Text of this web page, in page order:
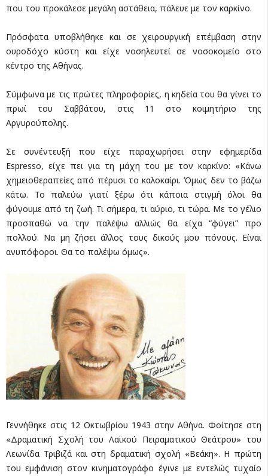
που του προκάλεσε μεγάλη αστάθεια, πάλευε με τον καρκίνο.
Πρόσφατα υποβλήθηκε και σε χειρουργική επέμβαση στην
ουροδόχο κύστη και είχε νοσηλευτεί σε νοσοκομείο στο
κέντρο της Αθήνας.
Σύμφωνα με τις πρώτες πληροφορίες, η κηδεία του θα γίνει το
πρωί του Σαββάτου, στις 11 στο κοιμητήριο της
Αργυρούπολης.
Σε συνέντευξή που είχε παραχωρήσει στην εφημερίδα
Espresso, είχε πει για τη μάχη του με τον καρκίνο: «Κάνω
χημειοθεραπείες από πέρυσι το καλοκαίρι. Όμως δεν το βάζω
κάτω. Το παλεύω γιατί ξέρω ότι κάποια στιγμή όλοι θα
φύγουμε από τη ζωή. Τι σήμερα, τι αύριο, τι τώρα. Mε το γέλιο
προσπαθώ να την παλέψω αλλιώς θα είχα “φύγει” προ
πολλού. Να μη ζήσει άλλος τους δικούς μου πόνους. Είναι
ανυπόφοροι. Θα το παλέψω όμως».
Γεννήθηκε στις 12 Οκτωβρίου 1943 στην Αθήνα. Φοίτησε στη
«Δραματική Σχολή του Λαϊκού Πειραματικού Θεάτρου» του
Λεωνίδα Τριβιζά και στη δραματική σχολή «Βεάκη». Η πρώτη
του εμφάνιση στον κινηματογράφο έγινε με εντελώς τυχαίο